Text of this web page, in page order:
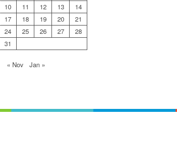
10 11 12 13
14
17 18 19 20
21
24 25 26 27
28
31
« Nov Jan »